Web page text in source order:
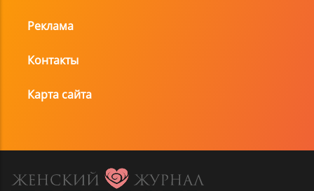
Реклама
Контакты
Карта сайта